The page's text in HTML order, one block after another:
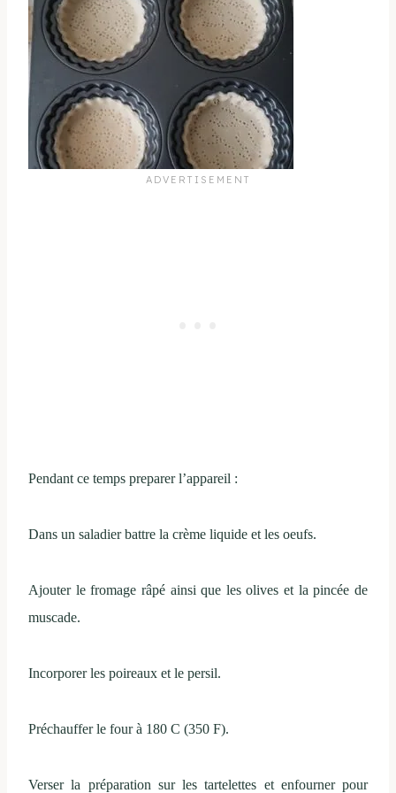
Pendant ce temps preparer l’appareil :
Dans un saladier battre la crème liquide et les oeufs.
Ajouter le fromage râpé ainsi que les olives et la pincée de
muscade.
Incorporer les poireaux et le persil.
Préchauffer le four à 180 C (350 F).
Verser la préparation sur les tartelettes et enfourner pour